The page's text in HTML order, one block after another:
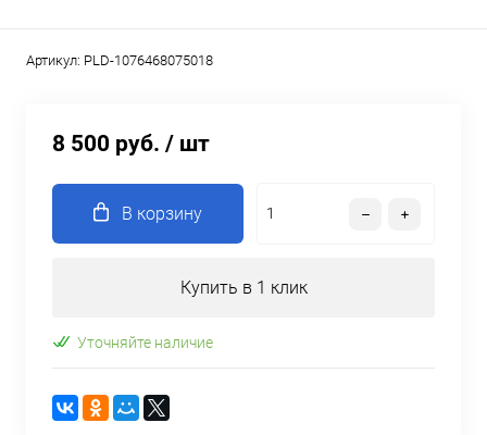
Артикул: PLD-1076468075018
8 500 руб. / шт
В корзину
Купить в 1 клик
Уточняйте наличие